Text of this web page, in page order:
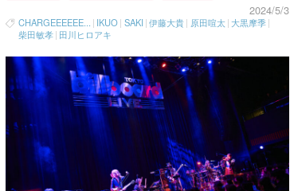
2024/5/3
CHARGEEEEEE... | IKUO| SAKI |伊藤大貴| 原田喧太 |大黒摩季|
柴田敏孝 | 田川ヒロアキ